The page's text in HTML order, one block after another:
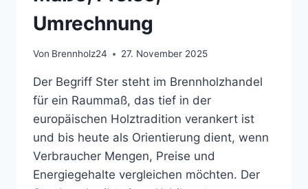
Umrechnung
Von Brennholz24 27. November 2025
Der Begriff Ster steht im Brennholzhandel
für ein Raummaß, das tief in der
europäischen Holztradition verankert ist
und bis heute als Orientierung dient, wenn
Verbraucher Mengen, Preise und
Energiegehalte vergleichen möchten. Der